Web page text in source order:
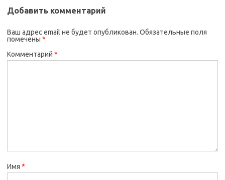
Добавить комментарий
Ваш адрес email не будет опубликован. Обязательные поля
помечены *
Комментарий *
Имя *